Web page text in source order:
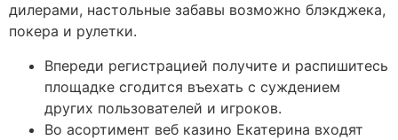
дилерами, настольные забавы возможно блэкджека,
покера и рулетки.
Впереди регистрацией получите и распишитесь
площадке сгодится въехать с суждением
других пользователей и игроков.
Во асортимент веб казино Екатерина входят